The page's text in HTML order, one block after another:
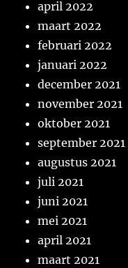
april 2022
maart 2022
februari 2022
januari 2022
december 2021
november 2021
oktober 2021
september 2021
augustus 2021
juli 2021
juni 2021
mei 2021
april 2021
maart 2021